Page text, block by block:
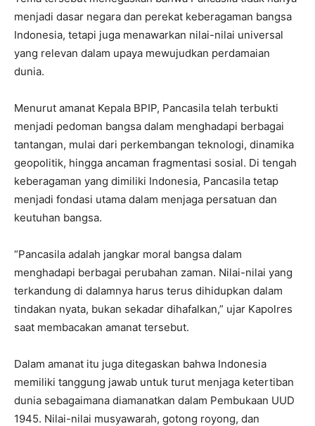
menjadi dasar negara dan perekat keberagaman bangsa
Indonesia, tetapi juga menawarkan nilai-nilai universal
yang relevan dalam upaya mewujudkan perdamaian
dunia.
Menurut amanat Kepala BPIP, Pancasila telah terbukti
menjadi pedoman bangsa dalam menghadapi berbagai
tantangan, mulai dari perkembangan teknologi, dinamika
geopolitik, hingga ancaman fragmentasi sosial. Di tengah
keberagaman yang dimiliki Indonesia, Pancasila tetap
menjadi fondasi utama dalam menjaga persatuan dan
keutuhan bangsa.
“Pancasila adalah jangkar moral bangsa dalam
menghadapi berbagai perubahan zaman. Nilai-nilai yang
terkandung di dalamnya harus terus dihidupkan dalam
tindakan nyata, bukan sekadar dihafalkan,” ujar Kapolres
saat membacakan amanat tersebut.
Dalam amanat itu juga ditegaskan bahwa Indonesia
memiliki tanggung jawab untuk turut menjaga ketertiban
dunia sebagaimana diamanatkan dalam Pembukaan UUD
1945. Nilai-nilai musyawarah, gotong royong, dan